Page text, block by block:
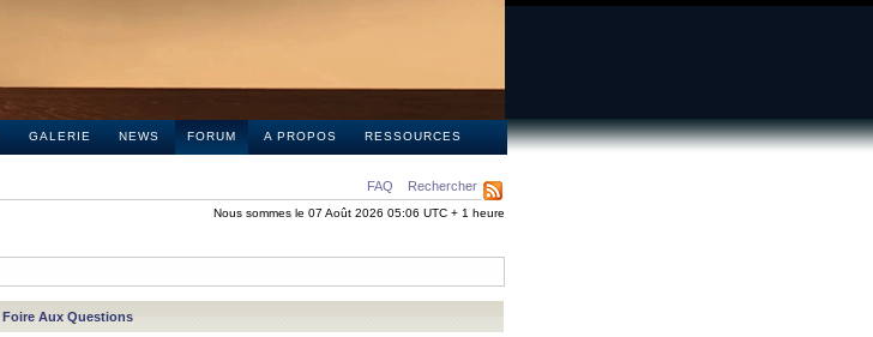
GALERIE NEWS FORUM A PROPOS RESSOURCES
FAQ Rechercher
Nous sommes le 07 Août 2026 05:06 UTC + 1 heure
Foire Aux Questions